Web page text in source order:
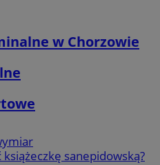
w Chorzowie
książeczkę sanepidowską?